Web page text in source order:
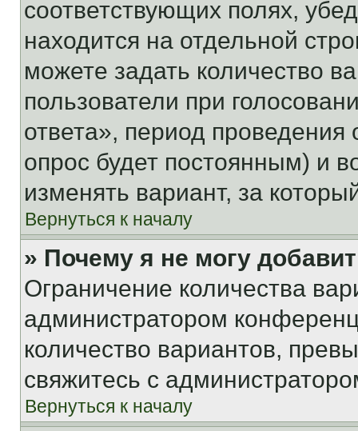
соответствующих полях,
находится на отдельной
можете задать количество
пользователи при
ответа», период проведения
опрос будет постоянным) и
изменять вариант, за
Вернуться к началу
» Почему я не могу
Ограничение количества
администратором
количество вариантов,
свяжитесь с
Вернуться к началу